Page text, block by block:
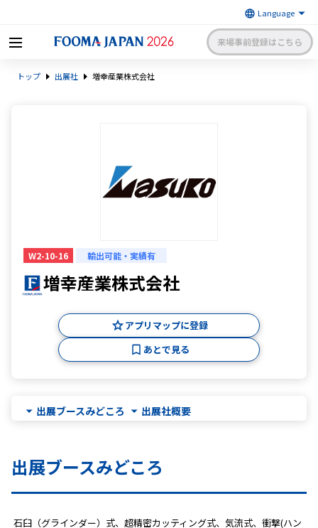
来場事前登録はこちら
級の食品製造総合展〜 | 一般社
English
トップ 出展社 増幸産業株式会社
W2-10-16 輸出可能・実績有
増幸産業株式会社
アプリマップに登録
あとで見る
出展ブースみどころ 出展社概要
出展ブースみどころ